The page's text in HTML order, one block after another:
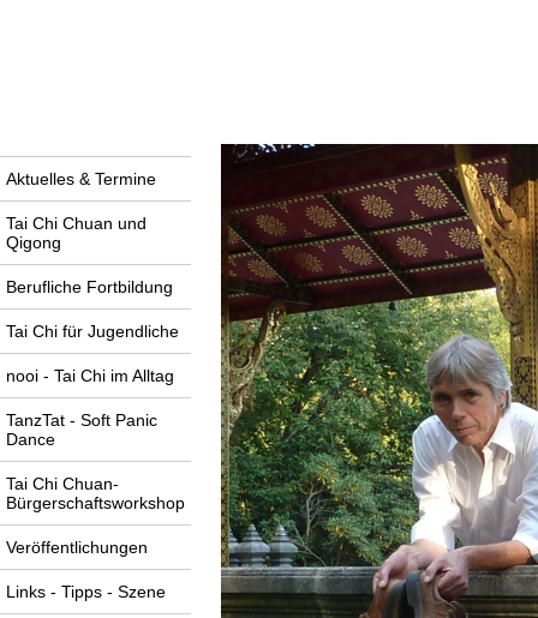
Aktuelles & Termine
Tai Chi Chuan und
Qigong
Berufliche Fortbildung
Tai Chi für Jugendliche
nooi - Tai Chi im Alltag
TanzTat - Soft Panic
Dance
Tai Chi Chuan-
Bürgerschaftsworkshop
Veröffentlichungen
Links - Tipps - Szene